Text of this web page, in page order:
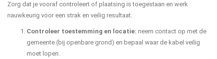
Zorg dat je vooraf controleert of plaatsing is toegestaan en werk
nauwkeurig voor een strak en veilig resultaat.
Controleer toestemming en locatie: neem contact op met de
gemeente (bij openbare grond) en bepaal waar de kabel veilig
moet lopen.